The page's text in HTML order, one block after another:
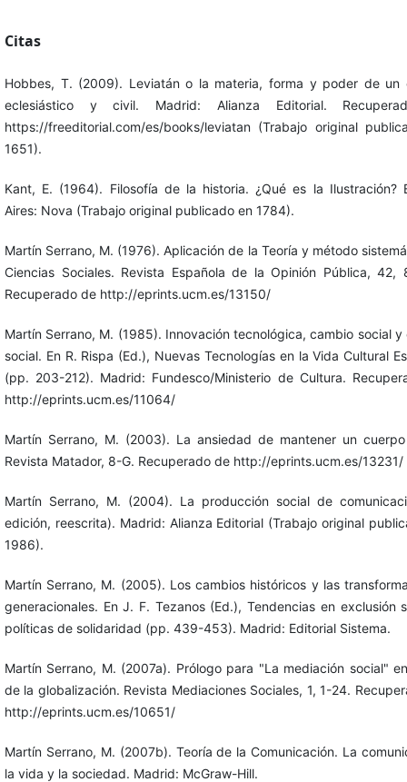
Citas
Hobbes, T. (2009). Leviatán o la materia, forma y poder de un
eclesiástico y civil. Madrid: Alianza Editorial.
https://freeditorial.com/es/books/leviatan (Trabajo original
1651).
Kant, E. (1964). Filosofía de la historia. ¿Qué es la Ilustración?
Aires: Nova (Trabajo original publicado en 1784).
Martín Serrano, M. (1976). Aplicación de la Teoría y método
Ciencias Sociales. Revista Española de la Opinión Pública, 42,
Recuperado de http://eprints.ucm.es/13150/
Martín Serrano, M. (1985). Innovación tecnológica, cambio social y
social. En R. Rispa (Ed.), Nuevas Tecnologías en la Vida Cultural
(pp. 203-212). Madrid: Fundesco/Ministerio de Cultura.
http://eprints.ucm.es/11064/
Martín Serrano, M. (2003). La ansiedad de mantener un
Revista Matador, 8-G. Recuperado de http://eprints.ucm.es/13231/
Martín Serrano, M. (2004). La producción social de
edición, reescrita). Madrid: Alianza Editorial (Trabajo original
1986).
Martín Serrano, M. (2005). Los cambios históricos y las
generacionales. En J. F. Tezanos (Ed.), Tendencias en exclusión
políticas de solidaridad (pp. 439-453). Madrid: Editorial Sistema.
Martín Serrano, M. (2007a). Prólogo para "La mediación social"
de la globalización. Revista Mediaciones Sociales, 1, 1-24.
http://eprints.ucm.es/10651/
Martín Serrano, M. (2007b). Teoría de la Comunicación. La
la vida y la sociedad. Madrid: McGraw-Hill.